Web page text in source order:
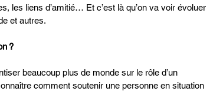
les liens d’amitié… Et c’est là qu’on va voir évoluer
et autres.
?
beaucoup plus de monde sur le rôle d’un
comment soutenir une personne en situation